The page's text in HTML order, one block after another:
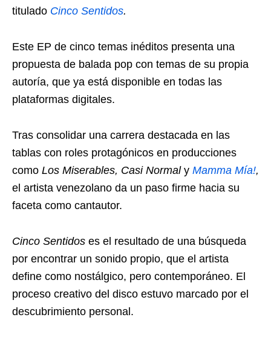
titulado Cinco Sentidos.
Este EP de cinco temas inéditos presenta una
propuesta de balada pop con temas de su propia
autoría, que ya está disponible en todas las
plataformas digitales.
Tras consolidar una carrera destacada en las
tablas con roles protagónicos en producciones
como Los Miserables, Casi Normaly Mamma Mía!,
el artista venezolano da un paso firme hacia su
faceta como cantautor.
Cinco Sentidos es el resultado de una búsqueda
por encontrar un sonido propio, que el artista
define como nostálgico, pero contemporáneo. El
proceso creativo del disco estuvo marcado por el
descubrimiento personal.